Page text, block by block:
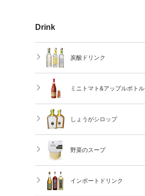
Drink
炭酸ドリンク
ミニトマト&アップルボトル
しょうがシロップ
野菜のスープ
インポートドリンク